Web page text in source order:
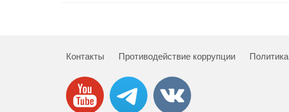
Контакты Противодействие коррупции